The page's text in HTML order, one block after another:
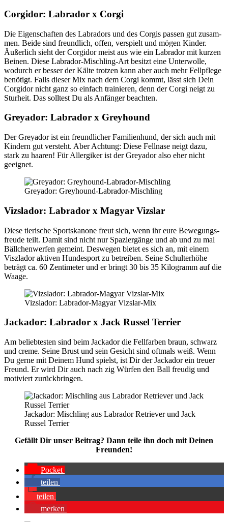
Cor­gi­dor: Labra­dor x Cor­gi
Die Eigen­schaf­ten des Labra­dors und des Cor­gis pas­sen gut zusam­
men. Bei­de sind freund­lich, offen, ver­spielt und mögen Kin­der.
Äußer­lich sieht der Cor­gi­dor meist aus wie ein Labra­dor mit kur­zen
Bei­nen. Die­se Labra­dor-Misch­ling-Art besitzt eine Unter­wol­le,
wodurch er bes­ser der Käl­te trot­zen kann aber auch mehr Fell­pfle­ge
benö­tigt. Falls die­ser Mix nach dem Cor­gi kommt, lässt sich Dein
Cor­gi­dor nicht ganz so ein­fach trai­nie­ren, denn der Cor­gi neigt zu
Stur­heit. Das soll­test Du als Anfän­ger beach­ten.
Grey­ador: Labra­dor x Grey­hound
Der Grey­ador ist ein freund­li­cher Fami­li­en­hund, der sich auch mit
Kin­dern gut ver­steht. Aber Ach­tung: Die­se Fell­na­se neigt dazu,
stark zu haa­ren! Für All­er­gi­ker ist der Grey­ador also eher nicht
geeig­net.
Grey­ador: Grey­hound-Labra­dor-Misch­ling
Viz­sla­dor: Labra­dor x Magyar Vizs­lar
Die­se tie­ri­sche Sports­ka­no­ne freut sich, wenn ihr eure Bewe­gungs­
freu­de teilt. Damit sind nicht nur Spa­zier­gän­ge und ab und zu mal
Bäll­chen­wer­fen gemeint. Des­we­gen bie­tet es sich an, mit einem
Viszla­dor akti­ven Hun­de­sport zu betrei­ben. Sei­ne Schul­ter­hö­he
beträgt ca. 60 Zen­ti­me­ter und er bringt 30 bis 35 Kilo­gramm auf die
Waa­ge.
Viz­sla­dor: Labra­dor-Magyar Vizs­lar-Mix
Jack­a­dor: Labra­dor x Jack Rus­sel Ter­ri­er
Am belieb­tes­ten sind beim Jack­a­dor die Fell­far­ben braun, schwarz
und creme. Sei­ne Brust und sein Gesicht sind oft­mals weiß. Wenn
Du ger­ne mit Dei­nem Hund spielst, ist Dir der Jack­a­dor ein treu­er
Freund. Er wird Dir auch nach zig Wür­fen den Ball freu­dig und
moti­viert zurück­brin­gen.
Jack­a­dor: Misch­ling aus Labra­dor Retrie­ver und Jack
Rus­sel Ter­ri­er
Gefällt Dir unser Bei­trag? Dann tei­le ihn doch mit Dei­nen
Freun­den!
Pocket
tei­len
tei­len
mer­ken